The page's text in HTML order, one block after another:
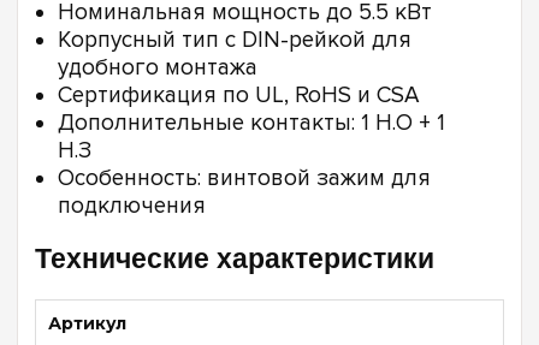
Номинальная мощность до 5.5 кВт
Корпусный тип с DIN-рейкой для
удобного монтажа
Сертификация по UL, RoHS и CSA
Дополнительные контакты: 1 Н.О + 1
Н.З
Особенность: винтовой зажим для
подключения
Технические характеристики
Артикул